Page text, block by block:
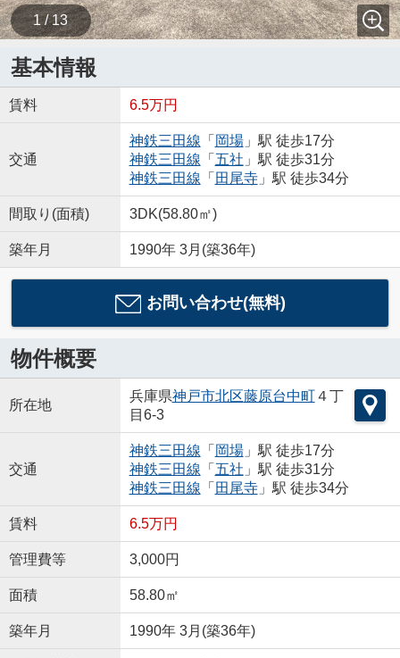
1 / 13
基本情報
賃料 6.5万円
交通
神鉄三田線 「 岡場」駅 徒歩17分
神鉄三田線 「 五社 」駅 徒歩31分
神鉄三田線 「 田尾寺」駅 徒歩34分
間取り(面積) 3DK(58.80㎡)
築年月 1990年 3月(築36年)
お問い合わせ(無料)
物件概要
所在地
兵庫県神戸市北区藤原台中町４丁
目6-3
交通
神鉄三田線 「 岡場」駅 徒歩17分
神鉄三田線 「 五社 」駅 徒歩31分
神鉄三田線 「 田尾寺」駅 徒歩34分
賃料 6.5万円
管理費等 3,000円
面積 58.80㎡
築年月 1990年 3月(築36年)